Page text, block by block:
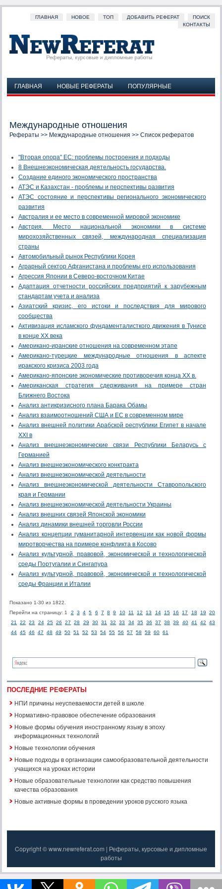
ГЛАВНАЯ НОВОЕ ТОП ДОБАВИТЬ РЕФЕРАТ
ПОИСК
КОНТАКТЫ
ГЛАВНАЯ НОВЫЕ РЕФЕРАТЫ
ПОПУЛЯРНЫЕ
Международные отношения
Рефераты >> Международные отношения >> Список рефератов
"Вторая опора" ЕС: проблемы построения и подходы
8 Внешнеэкономическая деятельность государства.
Cоздание единого экономического пространства
АТЭС и Казахстан - проблемы и перспективы развития
АТЭС состояние и перспективы регионального экономического
развития
Австралия и ее место в современной мировой экономике
Австрия. Место национальной экономики в системе
мирохозяйственных связей, международная специализация
страны
Автомобильный рынок Республики Корея
Аграрный сектор Афганистана и проблемы его использования
Агрессия Японии в Северо-восточном Китае
Адаптация отчетности российских предприятий к зарубежным
стандартам учета и анализа
Азиатский кризис, его истоки и последствия для мирового
сообщества
Активизация исламского фундаменталисткого движения в Тунисе
в конце XX века
Американо-иранские отношения на современном этапе
Американо-турецкие международные отношения в аспекте
иракского кризиса 2003 года
Американо-японские экономические противоречия конца ХХ в.
Американская стратегия сдерживания на примере стран
Ближнего Востока
Анализ антикризисного плана Барака Обамы
Анализ взаимоотношений США и ЕС в современном мире
Анализ внешней политики Арабской республики Египет в начале
XXI в
Анализ внешнеэкономические связи Республики Беларусь с
Германией
Анализ внешнеэкономического конктракта
Анализ внешнеэкономической деятельности
Анализ внешнеэкономической деятельности Ставропольского
края и Германии
Анализ внешнеэкономической деятельности Украины
Анализ внешних связей Японской экономики
Анализ динамики внешней торговли России
Анализ концепции гуманитарной интервенции как новой формы
миротворчества на примере конфликта в Косово
Анализ культурной, правовой, экономической и технологической
среды Португалии и Сингапура
Анализ культурной, правовой, экономической и технологической
среды Франции и Италии
Показано 1-30 из 1822.
Перейти на страницу: 1 2 3 4 5 6 7 8 9 10 11 12 13 14 15 16 17 18 19
20
21
22 23 24 25 26 27 28 29 30 31 32 33 34 35 36 37 38 39 40 41 42
43
44 45 46 47 48 49 50 51 52 53 54 55 56 57 58 59 60 61
ПОСЛЕДНИЕ РЕФЕРАТЫ
НПИ причины неуспеваемости детей в школе
Нормативно-правовое обеспечение образования
Новые формы обучения иностранному языку в эпоху
информационных технологий
Новые технологии обучения
Новые подходы в организации самообразовательной деятельности
учащихся на уроках истории
Новые образовательные технологии как средство повышения
качества образования
Новые активные формы в проведении уроков русского языка
Copyright © www.newreferat.com | Рефераты, курсовые и дипломные
работы